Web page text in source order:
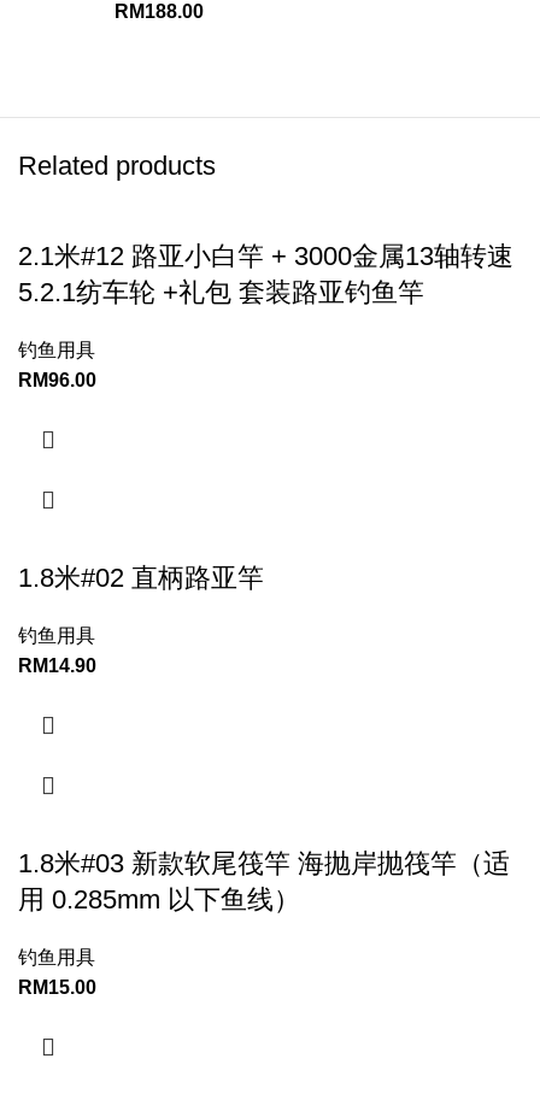
RM188.00
Related products
2.1米#12 路亚小白竿 + 3000金属13轴转速
5.2.1纺车轮 +礼包 套装路亚钓鱼竿
钓鱼用具
RM96.00
1.8米#02 直柄路亚竿
钓鱼用具
RM14.90
1.8米#03 新款软尾筏竿 海抛岸抛筏竿（适
用 0.285mm 以下鱼线）
钓鱼用具
RM15.00